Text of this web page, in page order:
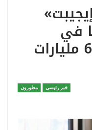
في
السوق العقاري لـ6 مليارات
خبر رئيسي مطورون